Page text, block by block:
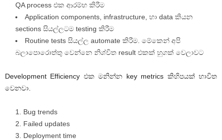
QA process එක ආරම්භ කිරීම
Application components, infrastructure, හා data කියන
sections සියල්ලටම testing කිරීම
Routine tests සියල්ල automate කිරීම. මේකෙන් අපි
බලාපොරොත්තු වෙන්නෙ නිශ්චිත result එකක් හුගක් වෙලාවට
Development Efficiency එක මනින්න key metrics කිහිපයක් භාවිත
වෙනවා.
Bug trends
Failed updates
Deployment time